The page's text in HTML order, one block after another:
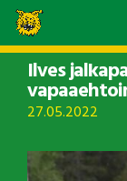
Ilves
27.05.2022